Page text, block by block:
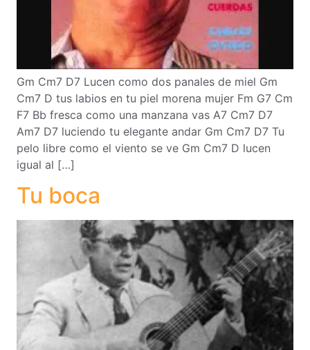
Gm Cm7 D7 Lucen como dos panales de miel Gm
Cm7 D tus labios en tu piel morena mujer Fm G7 Cm
F7 Bb fresca como una manzana vas A7 Cm7 D7
Am7 D7 luciendo tu elegante andar Gm Cm7 D7 Tu
pelo libre como el viento se ve Gm Cm7 D lucen
igual al […]
Tu boca